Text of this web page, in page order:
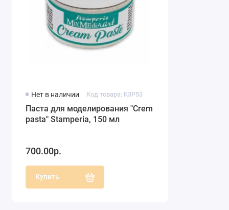
Нет в наличии Код товара: K3P53
Паста для моделирования "Crеm
pasta" Stamperia, 150 мл
700.00р.
Купить